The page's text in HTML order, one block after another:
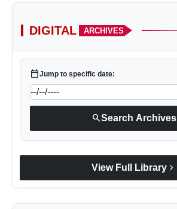
DIGITAL ARCHIVES
calendar_todayJump to specific date:
searchSearch Archives
View Full Library chevron_right